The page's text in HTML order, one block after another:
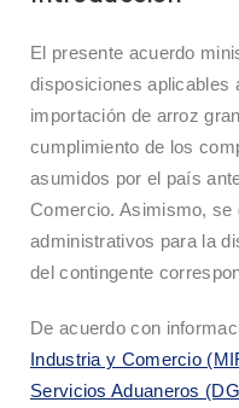
El presente acuerdo
disposiciones aplicables
importación de arroz
cumplimiento de los
asumidos por el país
Comercio. Asimismo,
administrativos para la
del contingente
De acuerdo con
Industria y Comercio
Servicios Aduaneros